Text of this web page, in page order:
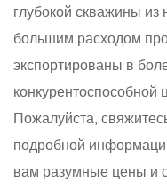
глубокой скважины
большим расходом
экспортированы в
конкурентоспособной
Пожалуйста,
подробной
вам разумные цены и